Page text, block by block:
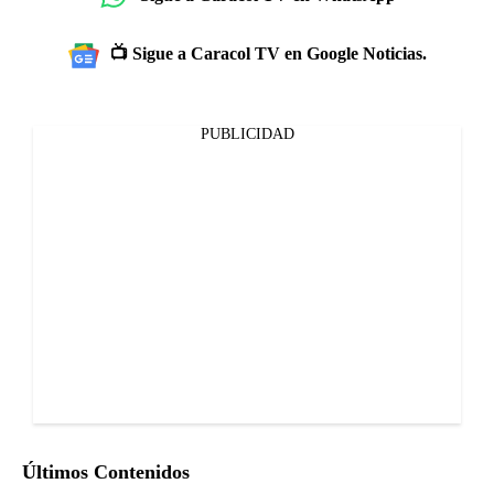
📺 Sigue a Caracol TV en Google Noticias.
PUBLICIDAD
Últimos Contenidos